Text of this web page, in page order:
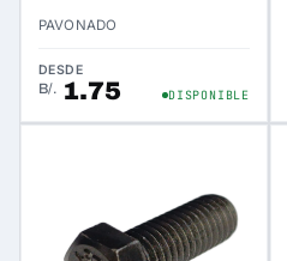
PAVONADO
DESDE
B/. 1.75 DISPONIBLE